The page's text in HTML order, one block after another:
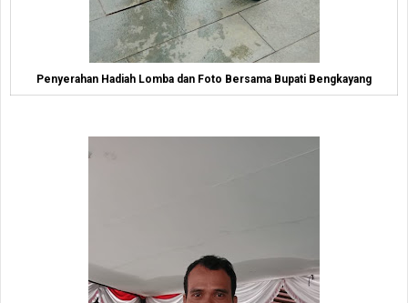
Penyerahan Hadiah Lomba dan Foto Bersama Bupati Bengkayang